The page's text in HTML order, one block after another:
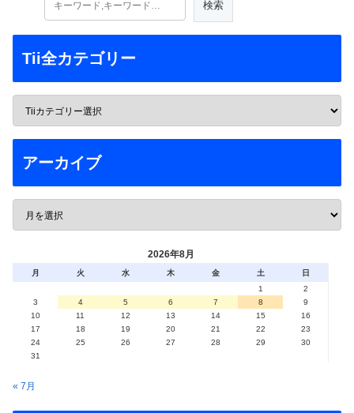
Tii全カテゴリー
アーカイブ
2026年8月
月 火 水 木 金 土
日
1
2
3
4 5 6 7 8
9
10
11 12 13 14 15
16
17
18 19 20 21 22
23
24
25 26 27 28 29
30
31
« 7月